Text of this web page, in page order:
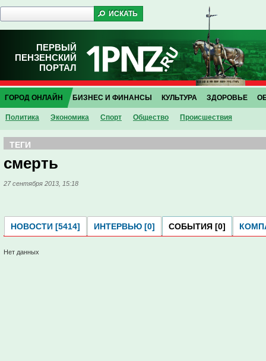
ПЕРВЫЙ
ПЕНЗЕНСКИЙ
ПОРТАЛ
ГОРОД ОНЛАЙН
Политика Экономика Спорт Общество Проиcшествия
БИЗНЕС И ФИНАНСЫ КУЛЬТУРА ЗДОРОВЬЕ
ТЕГИ
смерть
27 сентября 2013, 15:18
НОВОСТИ [5414] ИНТЕРВЬЮ [0] СОБЫТИЯ [0]
Нет данных